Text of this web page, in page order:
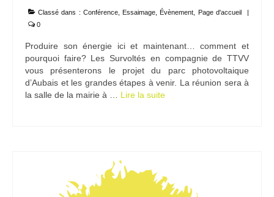
Classé dans : Conférence, Essaimage Évènement Page d'accueil
|
0
Produire son énergie ici et maintenant… comment et
pourquoi faire? Les Survoltés en compagnie de TTVV
vous présenterons le projet du parc photovoltaique
d’Aubais et les grandes étapes à venir. La réunion sera à
la salle de la mairie à … Lire la suite­­